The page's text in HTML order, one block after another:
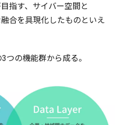
目指す、 サイバー空間 と
融合を具現化 したものといえ
3つの機能群から成る。